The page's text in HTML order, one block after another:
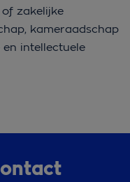
zakelijke
kameraadschap
intellectuele